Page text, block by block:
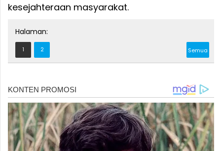
kesejahteraan masyarakat.
Halaman:
1 2 Semua